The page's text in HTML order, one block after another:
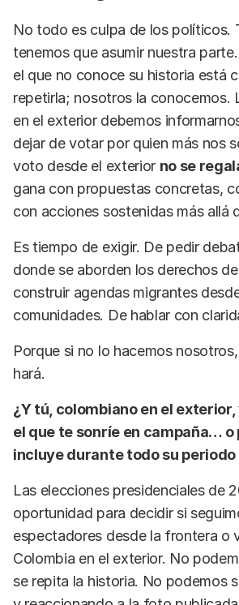
No todo es culpa de los políticos.
tenemos que asumir nuestra
el que no conoce su historia está
repetirla; nosotros la conocemos.
en el exterior debemos
dejar de votar por quien más nos
voto desde el exterior no se
gana con propuestas concretas,
con acciones sostenidas más allá
Es tiempo de exigir. De pedir
donde se aborden los derechos
construir agendas migrantes
comunidades. De hablar con
Porque si no lo hacemos
hará.
¿Y tú, colombiano en el
el que te sonríe en campaña… o
incluye durante todo su
Las elecciones presidenciales de
oportunidad para decidir si
espectadores desde la frontera o
Colombia en el exterior. No
se repita la historia. No podemos